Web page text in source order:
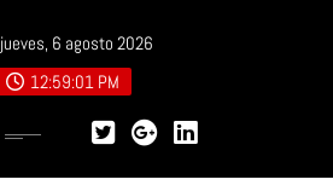
jueves, 6 agosto 2026
12:59:02 PM